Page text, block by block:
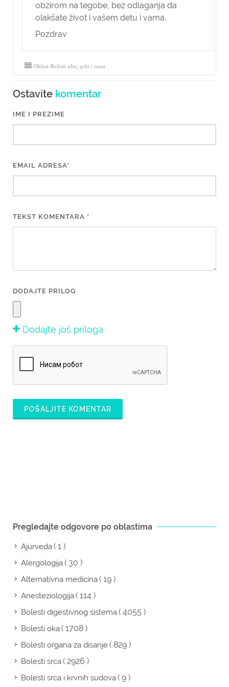
obzirom na tegobe, bez odlaganja da
olakšate život i vašem detu i vama.
Pozdrav
Oblast Bolesti uha, grla i nosa
Ostavite komentar
IME I PREZIME
EMAIL ADRESA*
TEKST KOMENTARA *
DODAJTE PRILOG
Dodajte još priloga
POŠALJITE KOMENTAR
Pregledajte odgovore po oblastima
Ajurveda( 1 )
Alergologija( 30 )
Alternativna medicina( 19 )
Anesteziologija( 114 )
Bolesti digestivnog sistema( 4055 )
Bolesti oka( 1708 )
Bolesti organa za disanje( 829 )
Bolesti srca( 2926 )
Bolesti srca i krvnih sudova( 9 )